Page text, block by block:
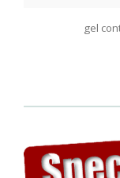
gel